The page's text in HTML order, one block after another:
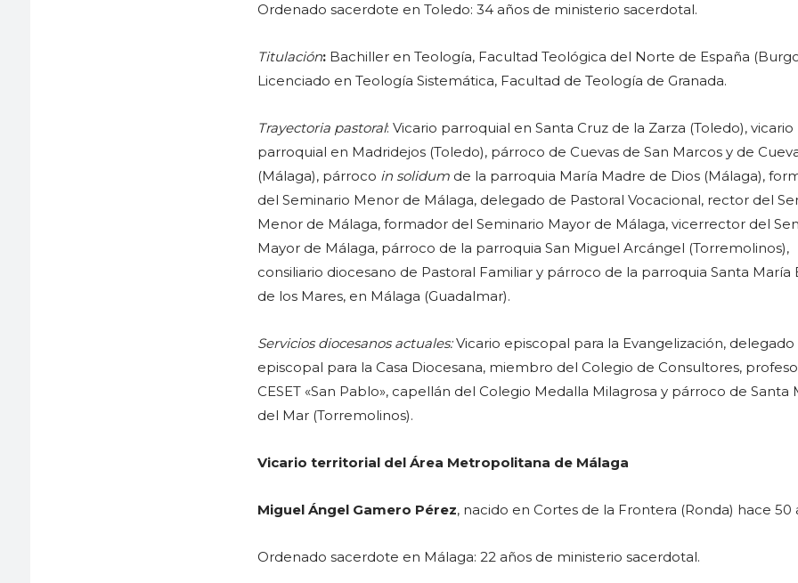
Ordenado sacerdote en Toledo: 34 años de ministerio sacerdotal.
Titulación: Bachiller en Teología, Facultad Teológica del Norte de España
Licenciado en Teología Sistemática, Facultad de Teología de Granada.
Trayectoria pastoral: Vicario parroquial en Santa Cruz de la Zarza (Toledo), vicario
parroquial en Madridejos (Toledo), párroco de Cuevas de San Marcos y de
(Málaga), párroco in solidum de la parroquia María Madre de Dios (Málaga),
del Seminario Menor de Málaga, delegado de Pastoral Vocacional, rector del
Menor de Málaga, formador del Seminario Mayor de Málaga, vicerrector del
Mayor de Málaga, párroco de la parroquia San Miguel Arcángel (Torremolinos),
consiliario diocesano de Pastoral Familiar y párroco de la parroquia Santa María
de los Mares, en Málaga (Guadalmar).
Servicios diocesanos actuales:Vicario episcopal para la Evangelización, delegado
episcopal para la Casa Diocesana, miembro del Colegio de Consultores,
CESET «San Pablo», capellán del Colegio Medalla Milagrosa y párroco de Santa
del Mar (Torremolinos).
Vicario territorial del Área Metropolitana de Málaga
Miguel Ángel Gamero Pérez, nacido en Cortes de la Frontera (Ronda) hace 50
Ordenado sacerdote en Málaga: 22 años de ministerio sacerdotal.